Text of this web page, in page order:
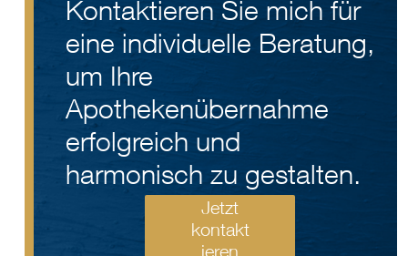
Kontaktieren Sie mich für
eine individuelle Beratung,
um Ihre
Apothekenübernahme
erfolgreich und
harmonisch zu gestalten.
Jetzt
kontakt